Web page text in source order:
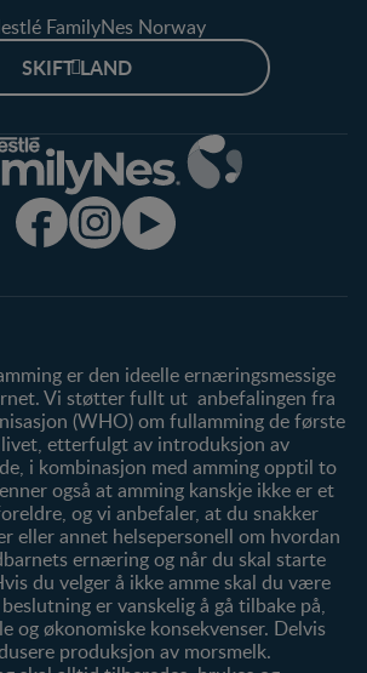
FamilyNes Norway
SKIFT LAND
Våre merker
er den ideelle ernæringsmessige
Vi støtter fullt ut anbefalingen fra
(WHO) om fullamming de første
livet, etterfulgt av introduksjon av
i kombinasjon med amming opptil to
også at amming kanskje ikke er et
og vi anbefaler, at du snakker
eller annet helsepersonell om hvordan
ernæring og når du skal starte
du velger å ikke amme skal du være
er vanskelig å gå tilbake på,
og økonomiske konsekvenser. Delvis
produksjon av morsmelk.